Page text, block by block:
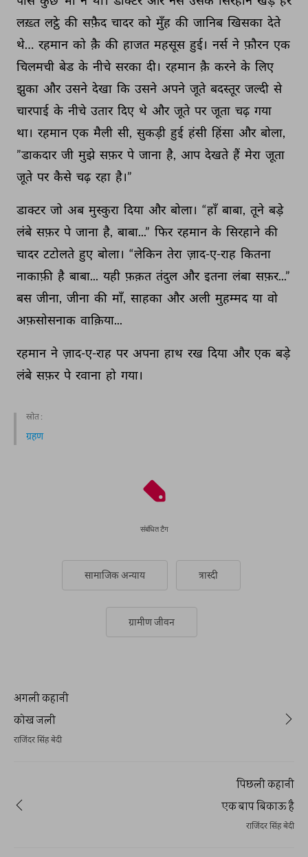
लख़्त लट्ठे की सफ़ैद चादर को मुँह की जानिब खिसका देते
थे… रहमान को क़ै की हाजत महसूस हुई। नर्स ने फ़ौरन एक
चिलमची बेड के नीचे सरका दी। रहमान क़ै करने के लिए
झुका और उसने देखा कि उसने अपने जूते बदस्तूर जल्दी से
चारपाई के नीचे उतार दिए थे और जूते पर जूता चढ़ गया
था। रहमान एक मैली सी, सुकड़ी हुई हंसी हिंसा और बोला,
”डाकदार जी मुझे सफ़र पे जाना है, आप देखते हैं मेरा जूता
जूते पर कैसे चढ़ रहा है।”
डाक्टर जो अब मुस्कुरा दिया और बोला। “हाँ बाबा, तूने बड़े
लंबे सफ़र पे जाना है, बाबा...” फिर रहमान के सिरहाने की
चादर टटोलते हुए बोला। “लेकिन तेरा ज़ाद-ए-राह कितना
नाकाफ़ी है बाबा... यही फ़क़त तंदुल और इतना लंबा सफ़र...”
बस जीना, जीना की माँ, साहका और अली मुहम्मद या वो
अफ़सोसनाक वाक़िया...
रहमान ने ज़ाद-ए-राह पर अपना हाथ रख दिया और एक बड़े
लंबे सफ़र पे रवाना हो गया।
स्रोत :
ग्रहण
संबंधित टैग
सामाजिक अन्याय त्रास्दी
ग्रामीण जीवन
अगली कहानी
कोख जली
राजिंदर सिंह बेदी
पिछली कहानी
एक बाप बिकाऊ है
राजिंदर सिंह बेदी